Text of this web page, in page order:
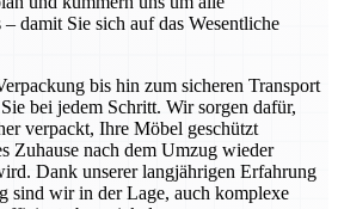
damit Sie sich auf das Wesentliche
bis hin zum sicheren Transport
bei jedem Schritt. Wir sorgen dafür,
verpackt, Ihre Möbel geschützt
Zuhause nach dem Umzug wieder
Dank unserer langjährigen Erfahrung
sind wir in der Lage, auch komplexe